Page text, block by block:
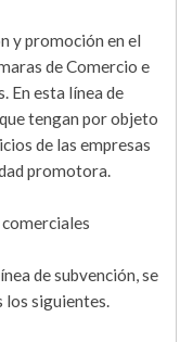
y promoción en el
de Comercio e
En esta línea de
tengan por objeto
de las empresas
promotora.
de subvención, se
los siguientes.